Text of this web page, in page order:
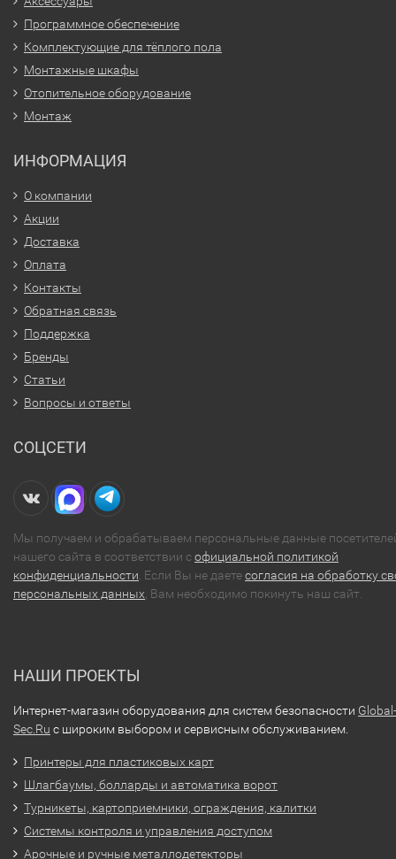
Программное обеспечение
Комплектующие для тёплого пола
Монтажные шкафы
Отопительное оборудование
Монтаж
ИНФОРМАЦИЯ
О компании
Акции
Доставка
Оплата
Контакты
Обратная связь
Поддержка
Бренды
Статьи
Вопросы и ответы
СОЦСЕТИ
Мы получаем и обрабатываем персональные данные
нашего сайта в соответствии софициальной политикой
конфиденциальности. Если Вы не даетесогласия на обработку
персональных данных, Вам необходимо покинуть наш сайт.
НАШИ ПРОЕКТЫ
Интернет-магазин оборудования для систем безопасности Global-
Sec.Ru с широким выбором и сервисным обслуживанием.
Принтеры для пластиковых карт
Шлагбаумы, болларды и автоматика ворот
Турникеты, картоприемники, ограждения, калитки
Системы контроля и управления доступом
Арочные и ручные металлодетекторы